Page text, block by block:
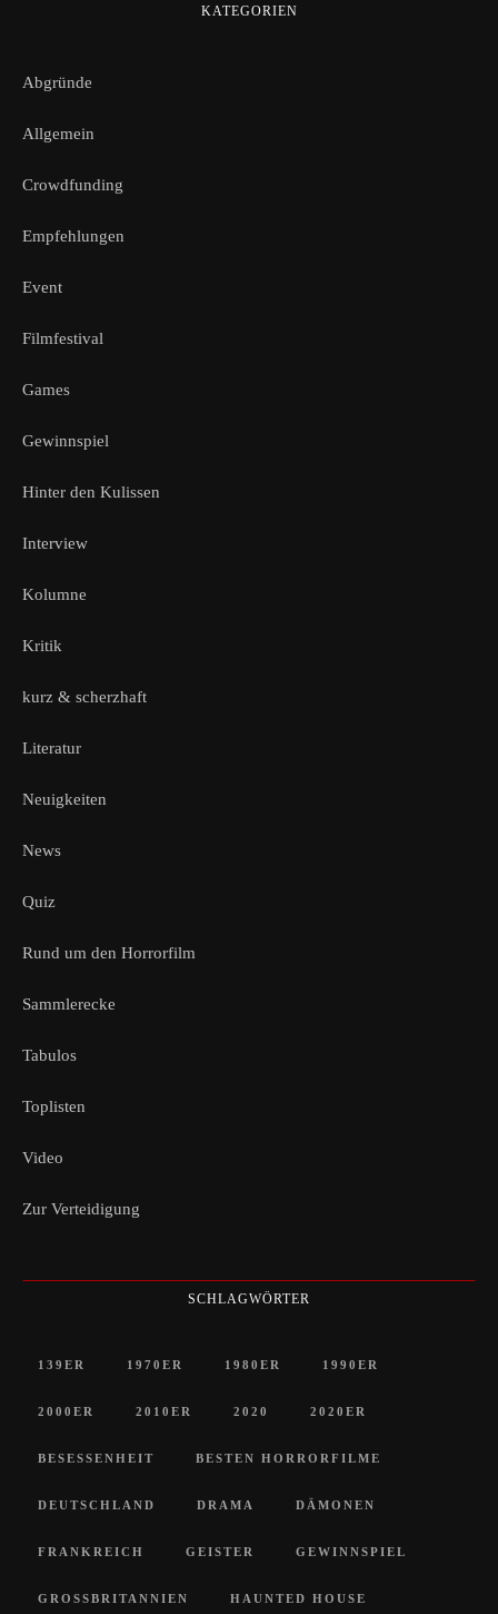
KATEGORIEN
Abgründe
Allgemein
Crowdfunding
Empfehlungen
Event
Filmfestival
Games
Gewinnspiel
Hinter den Kulissen
Interview
Kolumne
Kritik
kurz & scherzhaft
Literatur
Neuigkeiten
News
Quiz
Rund um den Horrorfilm
Sammlerecke
Tabulos
Toplisten
Video
Zur Verteidigung
SCHLAGWÖRTER
139ER 1970ER 1980ER 1990ER
2000ER 2010ER 2020 2020ER
BESESSENHEIT BESTEN HORRORFILME
DEUTSCHLAND DRAMA DÄMONEN
FRANKREICH GEISTER GEWINNSPIEL
GROSSBRITANNIEN HAUNTED HOUSE